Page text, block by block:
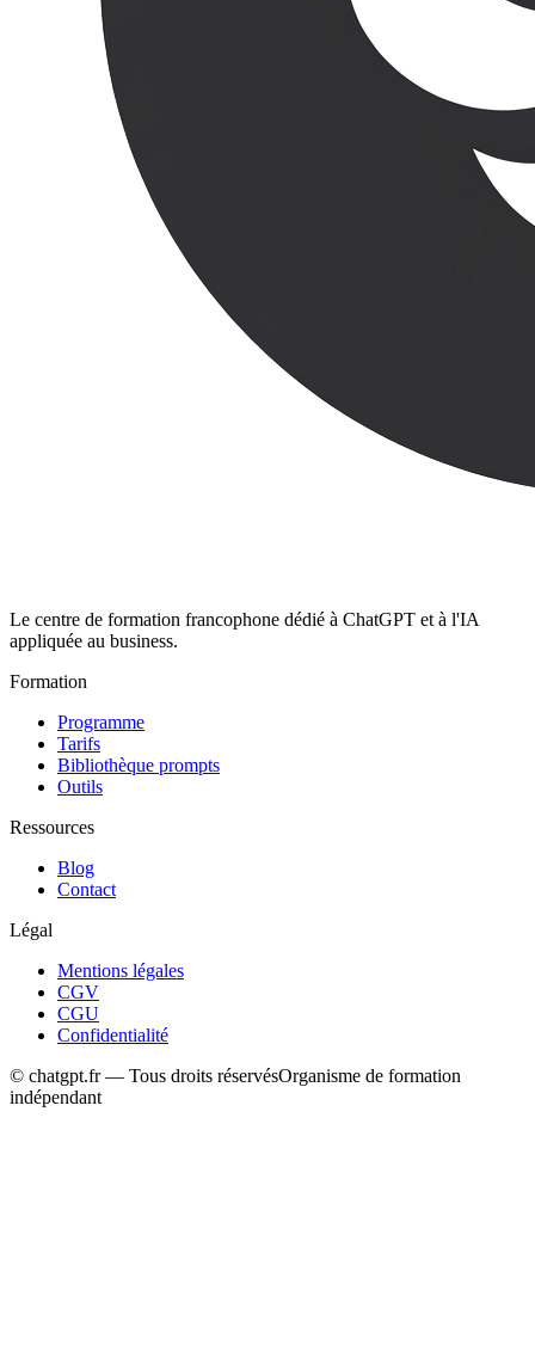
Le centre de formation francophone dédié à ChatGPT et à l'IA
appliquée au business.
Formation
Programme
Tarifs
Bibliothèque prompts
Outils
Ressources
Blog
Contact
Légal
Mentions légales
CGV
CGU
Confidentialité
© chatgpt.fr — Tous droits réservésOrganisme de formation
indépendant